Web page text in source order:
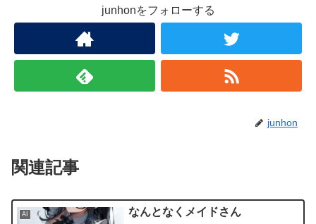
junhonをフォローする
junhon
関連記事
AI なんとなくメイドさん